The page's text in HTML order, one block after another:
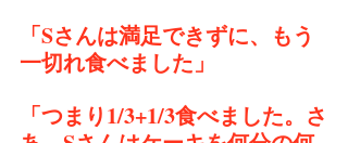
「Sさんは満足できずに、もう
一切れ食べました」
「つまり1/3+1/3食べました。さ